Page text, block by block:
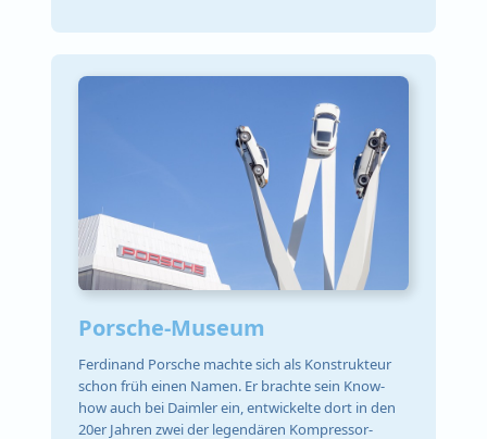
Porsche-Museum
Ferdinand Porsche machte sich als Konstrukteur
schon früh einen Namen. Er brachte sein Know-
how auch bei Daimler ein, entwickelte dort in den
20er Jahren zwei der legendären Kompressor-